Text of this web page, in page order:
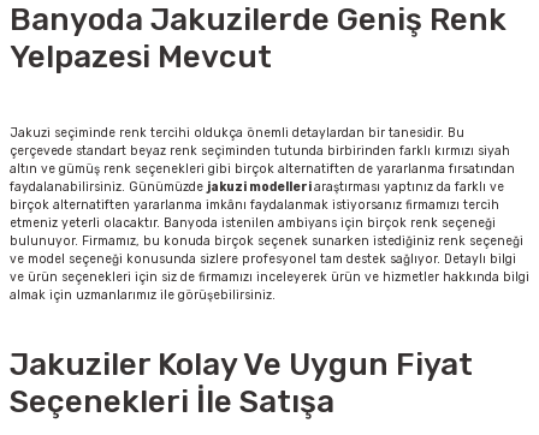
Banyoda Jakuzilerde Geniş Renk
Yelpazesi Mevcut
Jakuzi seçiminde renk tercihi oldukça önemli detaylardan bir tanesidir. Bu
çerçevede standart beyaz renk seçiminden tutunda birbirinden farklı kırmızı siyah
altın ve gümüş renk seçenekleri gibi birçok alternatiften de yararlanma fırsatından
faydalanabilirsiniz. Günümüzde jakuzi modelleriaraştırması yaptınız da farklı ve
birçok alternatiften yararlanma imkânı faydalanmak istiyorsanız firmamızı tercih
etmeniz yeterli olacaktır. Banyoda istenilen ambiyans için birçok renk seçeneği
bulunuyor. Firmamız, bu konuda birçok seçenek sunarken istediğiniz renk seçeneği
ve model seçeneği konusunda sizlere profesyonel tam destek sağlıyor. Detaylı bilgi
ve ürün seçenekleri için siz de firmamızı inceleyerek ürün ve hizmetler hakkında bilgi
almak için uzmanlarımız ile görüşebilirsiniz.
Jakuziler Kolay Ve Uygun Fiyat
Seçenekleri İle Satışa